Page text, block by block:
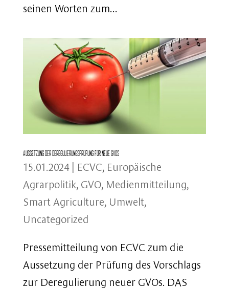
seinen Worten zum...
Aussetzung der Deregulierungsprüfung für neue GVOs
15.01.2024| ECVC, Europäische
Agrarpolitik, GVO, Medienmitteilung,
Smart Agriculture, Umwelt,
Uncategorized
Pressemitteilung von ECVC zum die
Aussetzung der Prüfung des Vorschlags
zur Deregulierung neuer GVOs. DAS